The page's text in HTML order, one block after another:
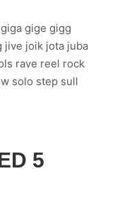
gige gigg
jive joik jota juba
rave reel rock
solo step sull
5